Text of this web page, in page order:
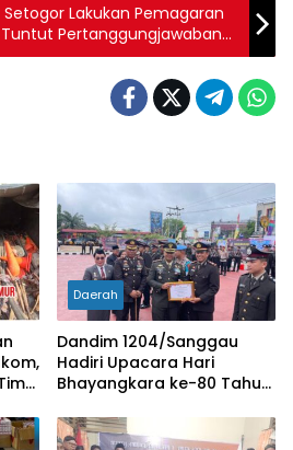
Lakukan Pemagaran
Tuntut Pertanggungjawaban
Aparat Terhadap
Daerah
Dandim 1204/Sanggau
Hadiri Upacara Hari
Bhayangkara ke-80 Tahun